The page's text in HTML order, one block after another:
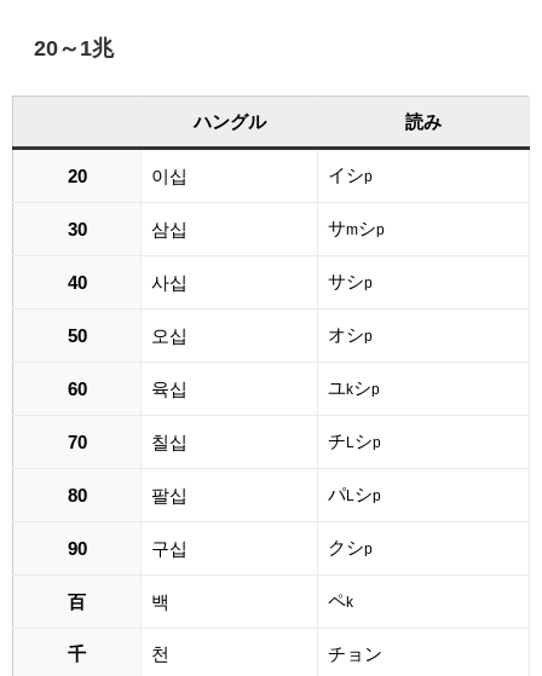
20～1兆
ハングル 読み
20 이십 イシp
30 삼십 サmシp
40 사십 サシp
50 오십 オシp
60 육십 ユ kシp
70 칠십 チ シp
80 팔십 パL シp
90 구십 クシp
百 백 ペk
千 천 チョン